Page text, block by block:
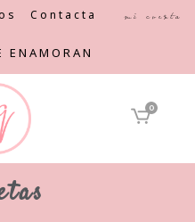
Contacta Mi cuenta
ENAMORAN
0